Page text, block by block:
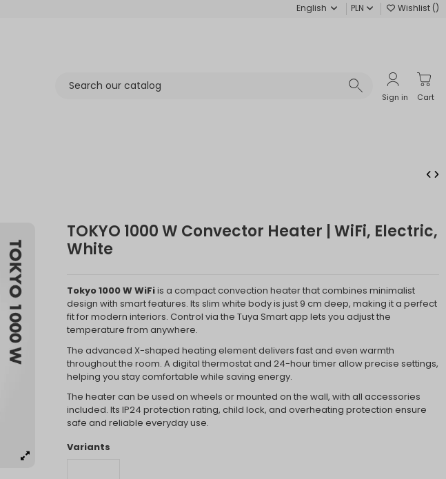
English PLN Wishlist ()
Sign in Cart
TOKYO 1000 W Convector Heater | WiFi, Electric,
White
Tokyo 1000 W WiFiis a compact convection heater that combines minimalist
design with smart features. Its slim white body is just 9 cm deep, making it a perfect
fit for modern interiors. Control via the Tuya Smart app lets you adjust the
temperature from anywhere.
The advanced X-shaped heating element delivers fast and even warmth
throughout the room. A digital thermostat and 24-hour timer allow precise settings,
helping you stay comfortable while saving energy.
The heater can be used on wheels or mounted on the wall, with all accessories
included. Its IP24 protection rating, child lock, and overheating protection ensure
safe and reliable everyday use.
Variants